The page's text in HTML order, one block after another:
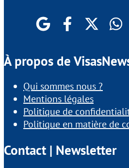
À propos de
Qui sommes nous ?
Mentions légales
Politique de
Politique en matière de
Contact | Newsletter